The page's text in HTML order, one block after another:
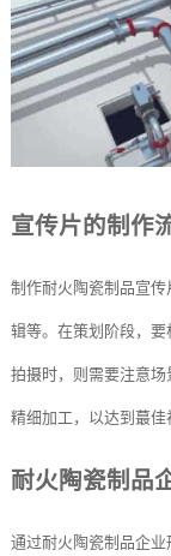
宣传片的制作
制作耐火陶瓷制品宣
辑等。在策划阶段，
拍摄时，则需要注意
精细加工，以达到蕞佳
耐火陶瓷制品
通过耐火陶瓷制品企业